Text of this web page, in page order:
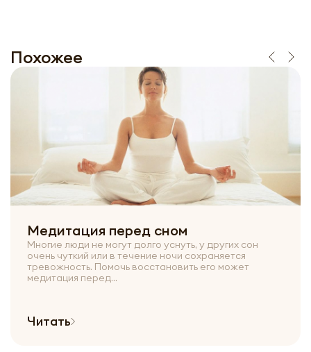
Похожее
Медитация перед сном
Многие люди не могут долго уснуть, у других сон
очень чуткий или в течение ночи сохраняется
тревожность. Помочь восстановить его может
медитация перед...
Читать